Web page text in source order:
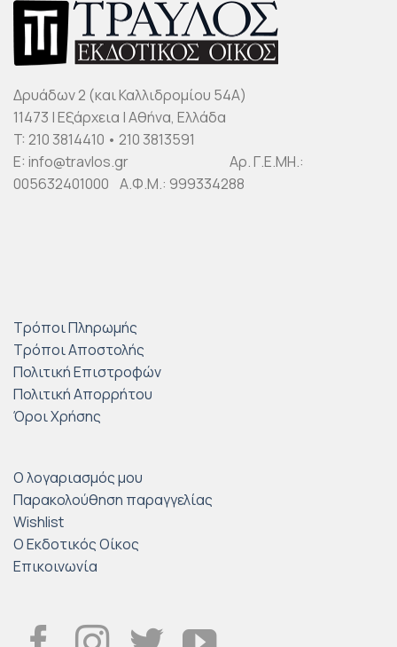
Δρυάδων 2 (και Καλλιδρομίου 54Α)
11473 | Εξάρχεια | Αθήνα, Ελλάδα
T: 210 3814410 • 210 3813591
E: info@travlos.gr Αρ. Γ.Ε.ΜΗ.:
005632401000 Α.Φ.Μ.: 999334288
Τρόποι Πληρωμής
Τρόποι Αποστολής
Πολιτική Επιστροφών
Πολιτική Απορρήτου
Όροι Χρήσης
Ο λογαριασμός μου
Παρακολούθηση παραγγελίας
Wishlist
Ο Εκδοτικός Οίκος
Επικοινωνία